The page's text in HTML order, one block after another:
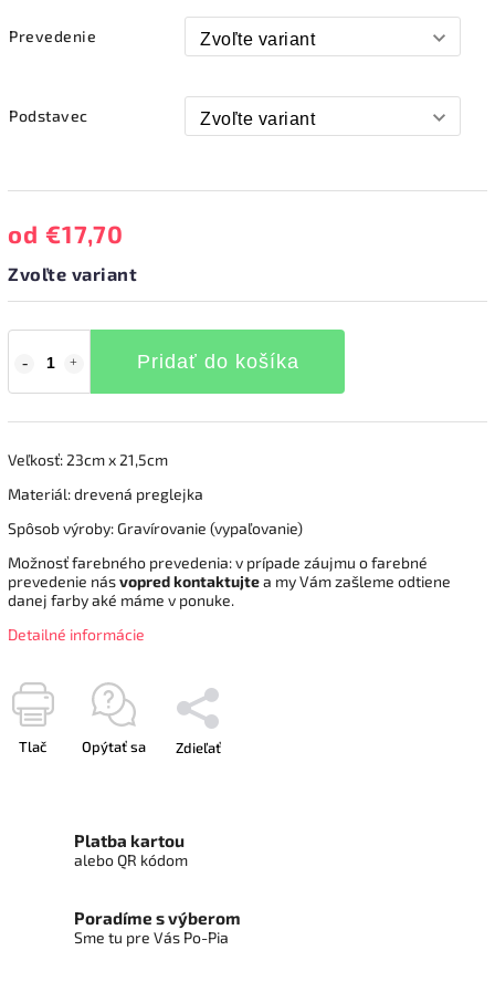
Prevedenie
Podstavec
od €17,70
Zvoľte variant
Pridať do košíka
Veľkosť: 23cm x 21,5cm
Materiál: drevená preglejka
Spôsob výroby: Gravírovanie (vypaľovanie)
Možnosť farebného prevedenia: v prípade záujmu o farebné
prevedenie násvopred kontaktujtea my Vám zašleme odtiene
danej farby aké máme v ponuke.
Detailné informácie
Tlač Opýtať sa Zdieľať
Platba kartou
alebo QR kódom
Poradíme s výberom
Sme tu pre Vás Po-Pia